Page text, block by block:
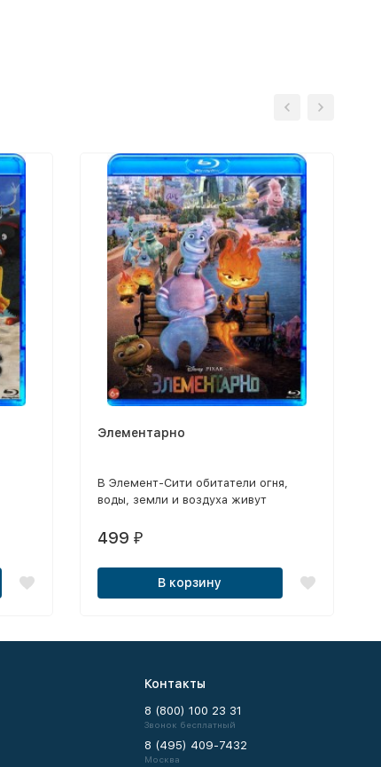
Элементарно
В Элемент-Сити обитатели огня,
воды, земли и воздуха живут
499 ₽
В корзину
Контакты
8 (800) 100 23 31
Звонок бесплатный
8 (495) 409-7432
Москва